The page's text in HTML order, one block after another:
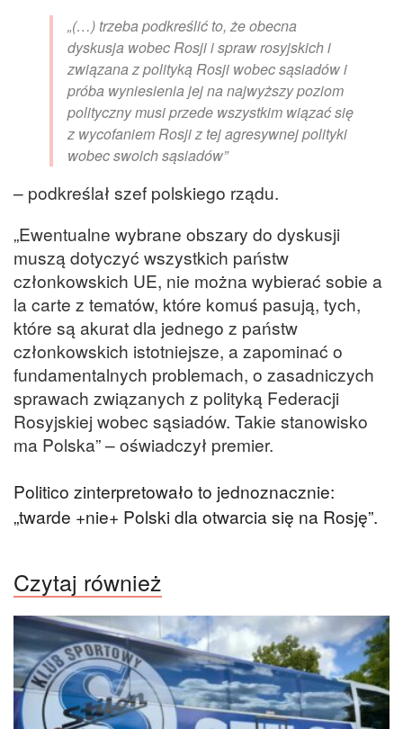
„(…) trzeba podkreślić to, że obecna
dyskusja wobec Rosji i spraw rosyjskich i
związana z polityką Rosji wobec sąsiadów i
próba wyniesienia jej na najwyższy poziom
polityczny musi przede wszystkim wiązać się
z wycofaniem Rosji z tej agresywnej polityki
wobec swoich sąsiadów”
– podkreślał szef polskiego rządu.
„Ewentualne wybrane obszary do dyskusji
muszą dotyczyć wszystkich państw
członkowskich UE, nie można wybierać sobie a
la carte z tematów, które komuś pasują, tych,
które są akurat dla jednego z państw
członkowskich istotniejsze, a zapominać o
fundamentalnych problemach, o zasadniczych
sprawach związanych z polityką Federacji
Rosyjskiej wobec sąsiadów. Takie stanowisko
ma Polska” – oświadczył premier.
Politico zinterpretowało to jednoznacznie:
„twarde +nie+ Polski dla otwarcia się na Rosję”.
Czytaj również